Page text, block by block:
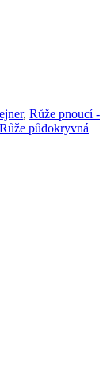
, Růže pnoucí -
Růže půdokryvná